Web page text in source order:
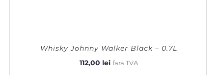
Whisky Johnny Walker Black – 0.7L
112,00 lei fara TVA